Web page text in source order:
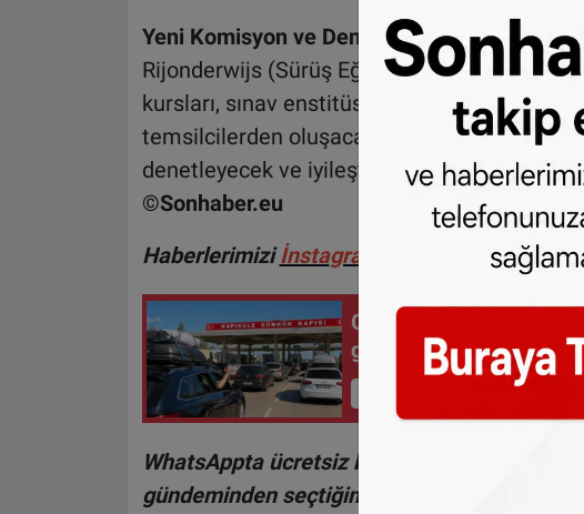
Yeni Komisyon ve Denetim
Rijonderwijs (Sürüş Eğitimi) Danışma
kursları, sınav enstitüsü IBKI, CBR, bakanlık
temsilcilerden oluşacak. Komisyon sürüş
denetleyecek ve iyileştirmek için çalışacak.
©Sonhaber.eu
Haberlerimiziİnstagram hesabımızdan da
Gurbetçilere uyarı:
geçiş ve trafik
WhatsAppta ücretsiz bültenimize abone
gündeminden seçtiğimiz haberler her gün